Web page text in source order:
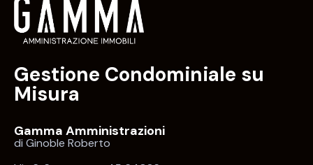
Gestione Condominiale su
Misura
Gamma Amministrazioni
di Ginoble Roberto